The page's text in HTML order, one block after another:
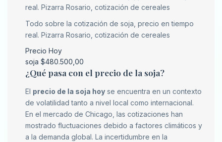
real. Pizarra Rosario, cotización de cereales
Todo sobre la cotización de soja, precio en tiempo
real. Pizarra Rosario, cotización de cereales
Precio Hoy
soja $480.500,00
¿Qué pasa con el precio de la soja?
El precio de la soja hoy se encuentra en un contexto
de volatilidad tanto a nivel local como internacional.
En el mercado de Chicago, las cotizaciones han
mostrado fluctuaciones debido a factores climáticos y
a la demanda global. La incertidumbre en la